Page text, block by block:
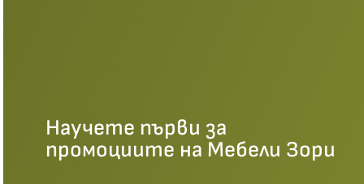
Научете първи за
промоциите на Мебели Зори